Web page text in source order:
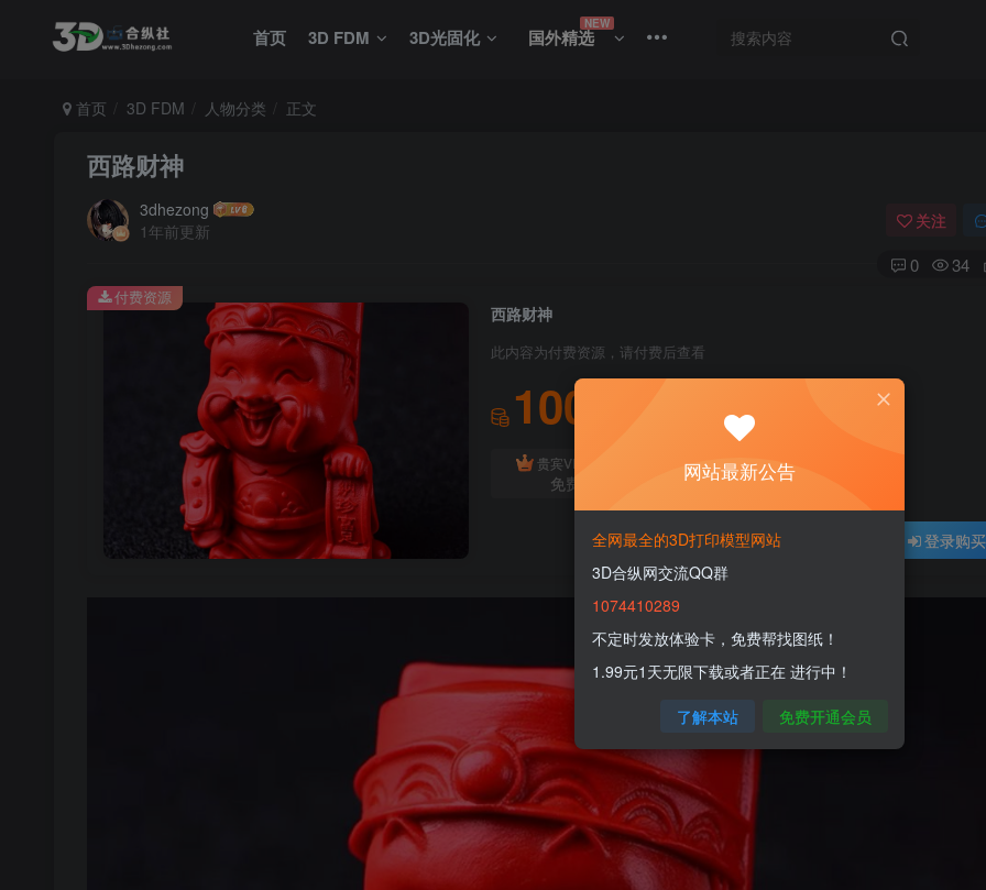
首页 3D FDM 3D光固化 国外精选
NEW
首页 3D FDM 人物分类 正文
西路财神
3dhezong
1年前更新
关注
0 34
西路财神
此内容为付费资源，请付费后查看
100
贵宾VIP会员
免费
体验会员免费
登录购买
付费资源
网站最新公告
全网最全的3D打印模型网站
3D合纵网交流QQ群
1074410289
不定时发放体验卡，免费帮找图纸！
1.99元1天无限下载或者正在 进行中！
了解本站 免费开通会员